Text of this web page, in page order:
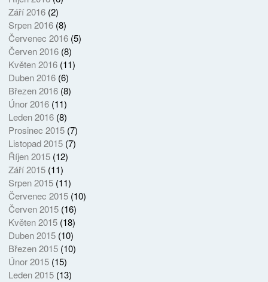
Září 2016(2)
Srpen 2016(8)
Červenec 2016(5)
Červen 2016(8)
Květen 2016(11)
Duben 2016(6)
Březen 2016(8)
Únor 2016(11)
Leden 2016(8)
Prosinec 2015(7)
Listopad 2015(7)
Říjen 2015(12)
Září 2015(11)
Srpen 2015(11)
Červenec 2015(10)
Červen 2015(16)
Květen 2015(18)
Duben 2015(10)
Březen 2015(10)
Únor 2015(15)
Leden 2015(13)